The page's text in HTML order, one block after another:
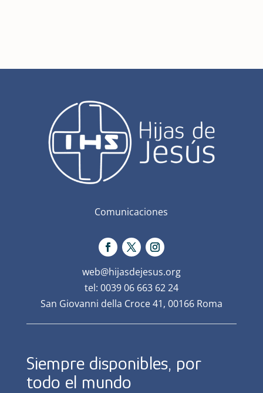
Comunicaciones
web@hijasdejesus.org
tel: 0039 06 663 62 24
San Giovanni della Croce 41, 00166 Roma
Siempre disponibles, por
todo el mundo